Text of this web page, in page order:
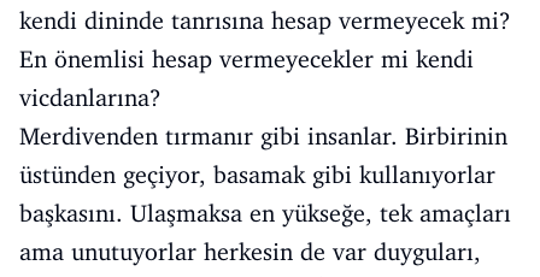
kendi dininde tanrısına hesap vermeyecek mi?
En önemlisi hesap vermeyecekler mi kendi
vicdanlarına?
Merdivenden tırmanır gibi insanlar. Birbirinin
üstünden geçiyor, basamak gibi kullanıyorlar
başkasını. Ulaşmaksa en yükseğe, tek amaçları
ama unutuyorlar herkesin de var duyguları,